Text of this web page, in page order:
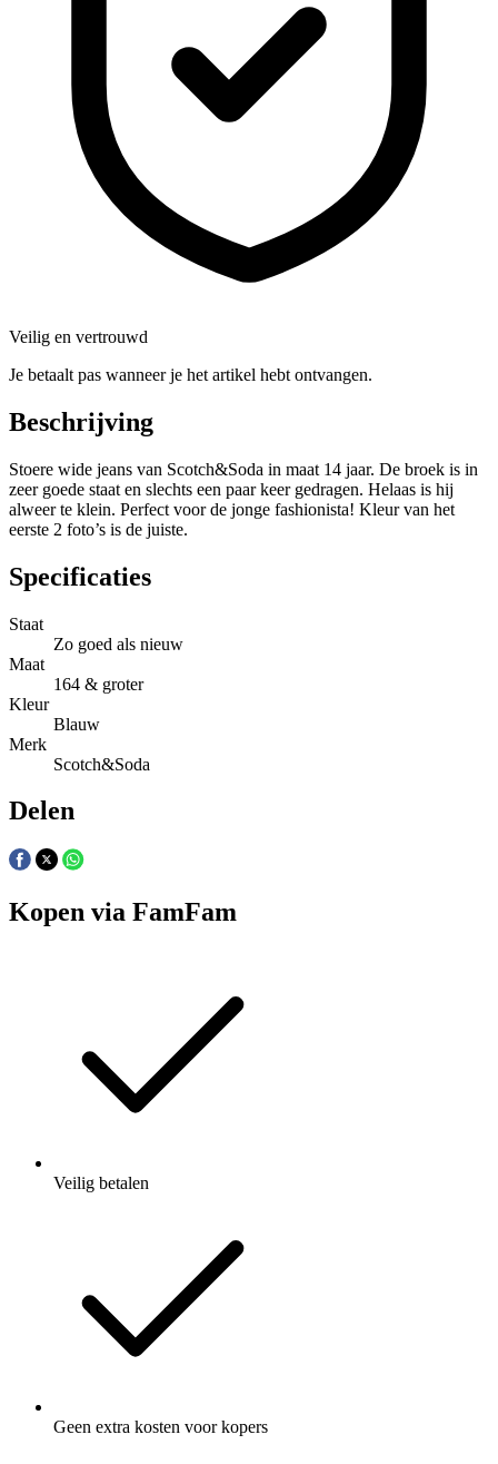
Veilig en vertrouwd
Je betaalt pas wanneer je het artikel hebt ontvangen.
Beschrijving
Stoere wide jeans van Scotch&Soda in maat 14 jaar. De broek is in
zeer goede staat en slechts een paar keer gedragen. Helaas is hij
alweer te klein. Perfect voor de jonge fashionista! Kleur van het
eerste 2 foto’s is de juiste.
Specificaties
Staat
Zo goed als nieuw
Maat
164 & groter
Kleur
Blauw
Merk
Scotch&Soda
Delen
Kopen via FamFam
Veilig betalen
Geen extra kosten voor kopers